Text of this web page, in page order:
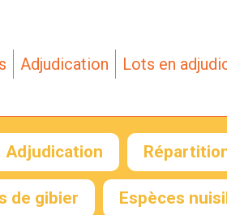
Adjudication Lots en
Adjudication
Envoyer mon
de gibier Espèces